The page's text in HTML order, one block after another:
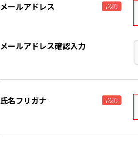
メールアドレス 必須
メールアドレス確認入力
氏名フリガナ 必須